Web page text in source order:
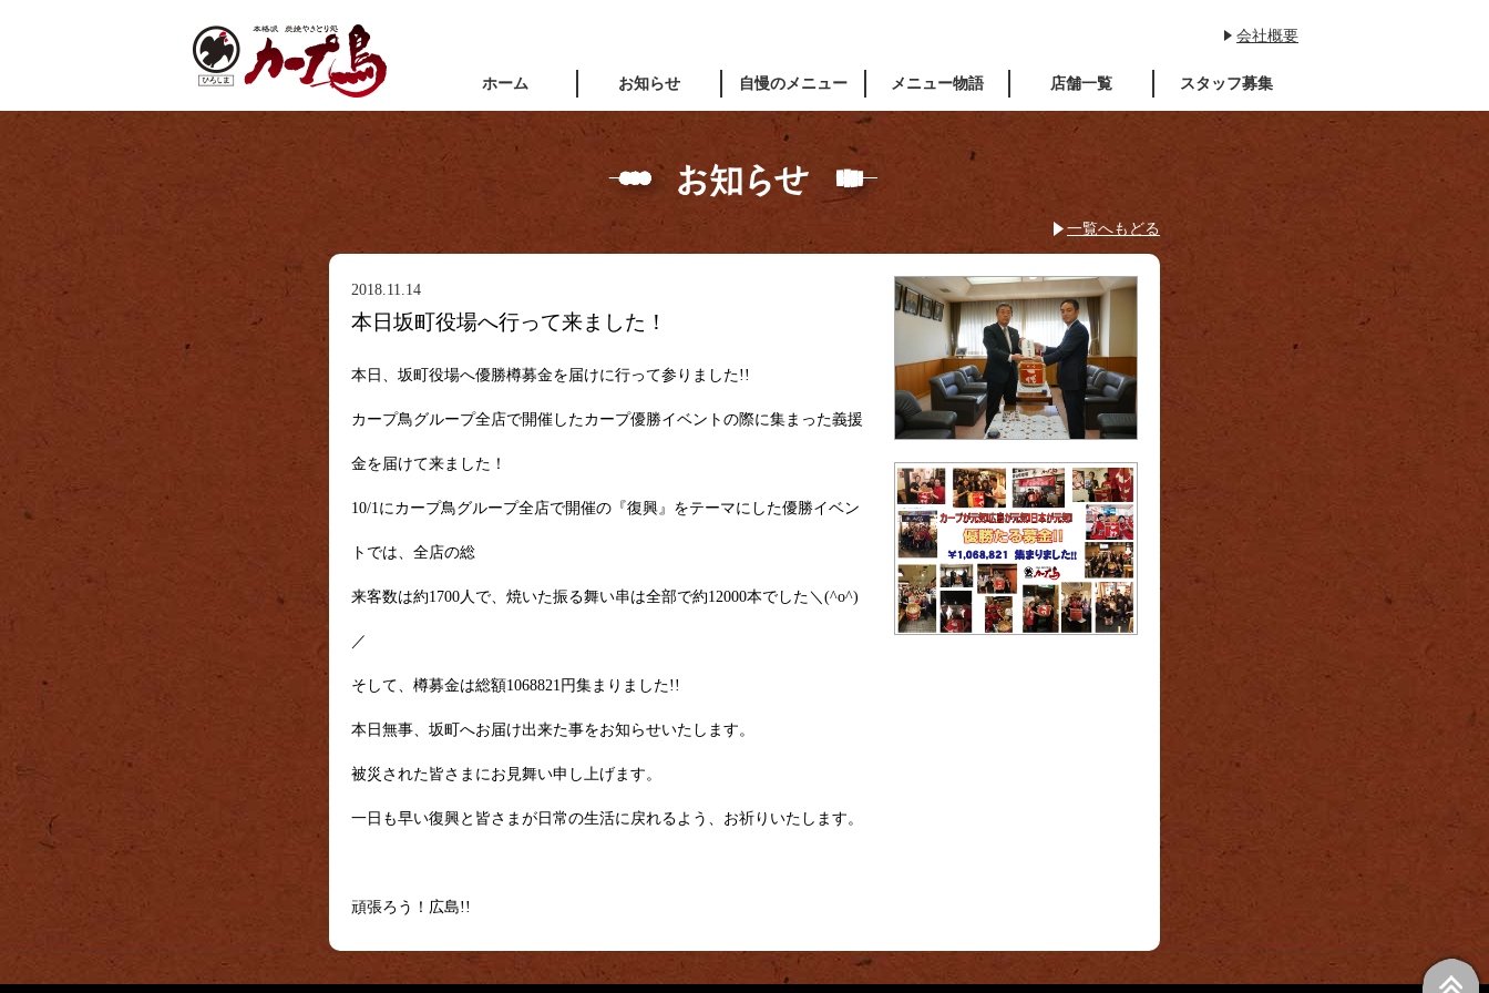
ホーム お知らせ 自慢のメニュー メニュー物語 店舗一覧 スタッフ募集
会社概要
一覧へもどる
2018.11.14
本日坂町役場へ行って来ました！
本日、坂町役場へ優勝樽募金を届けに行って参りました!!
カープ鳥グループ全店で開催したカープ優勝イベントの際に集まった義援
金を届けて来ました！
10/1にカープ鳥グループ全店で開催の『復興』をテーマにした優勝イベン
トでは、全店の総
来客数は約1700人で、焼いた振る舞い串は全部で約12000本でした＼(^o^)
／
そして、樽募金は総額1068821円集まりました!!
本日無事、坂町へお届け出来た事をお知らせいたします。
被災された皆さまにお見舞い申し上げます。
一日も早い復興と皆さまが日常の生活に戻れるよう、お祈りいたします。
頑張ろう！広島!!